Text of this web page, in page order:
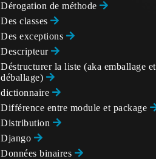
Dérogation de méthode
Des classes
Des exceptions
Descripteur
Déstructurer la liste (aka emballage et
déballage)
dictionnaire
Différence entre module et package
Distribution
Django
Données binaires